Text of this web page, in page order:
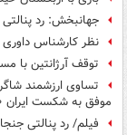
جهانبخش: رد پنالتی
نظر کارشناس داوری
توقف آرژانتین
تساوی ارزشمند
موفق به شکست ایران ۱۰ نفره هم نشد
فیلم/ رد پنالتی